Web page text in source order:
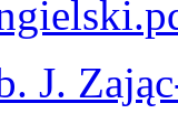
J.